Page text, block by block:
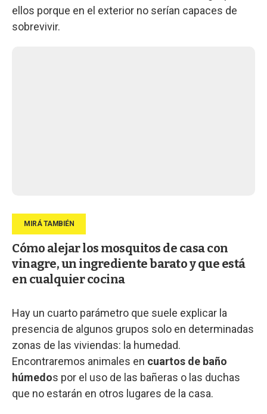
ellos porque en el exterior no serían capaces de
sobrevivir.
Cómo alejar los mosquitos de casa con
vinagre, un ingrediente barato y que está
en cualquier cocina
Hay un cuarto parámetro que suele explicar la
presencia de algunos grupos solo en determinadas
zonas de las viviendas: la humedad.
Encontraremos animales en cuartos de baño
húmedos por el uso de las bañeras o las duchas
que no estarán en otros lugares de la casa.